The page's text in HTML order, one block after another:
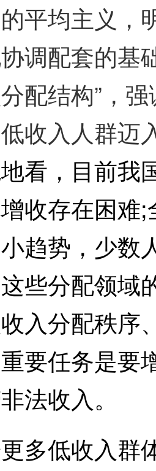
平均主义，
调配套的基
配结构”，
收入人群迈
，目前我
收存在困难
趋势，少数
些分配领域
入分配秩序
要任务是要
法收入。
低收入群